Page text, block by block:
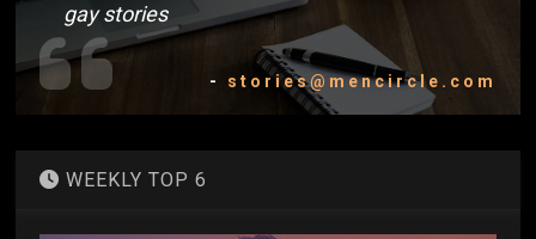
gay stories
- stories@mencircle.com
WEEKLY TOP 6